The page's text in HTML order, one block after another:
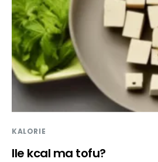
KALORIE
Ile kcal ma tofu?